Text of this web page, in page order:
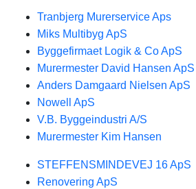
Tranbjerg Murerservice Aps
Miks Multibyg ApS
Byggefirmaet Logik & Co ApS
Murermester David Hansen ApS
Anders Damgaard Nielsen ApS
Nowell ApS​
V.B. Byggeindustri A/S
Murermester Kim Hansen
STEFFENSMINDEVEJ 16 ApS
Renovering ApS